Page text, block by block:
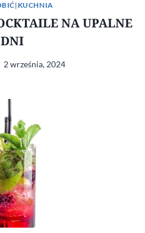
| KUCHNIA
NA UPALNE
DNI
2 września, 2024